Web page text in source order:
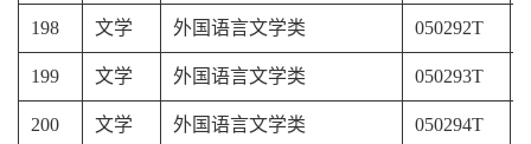
198 文学 外国语言文学类 050292T
199 文学 外国语言文学类 050293T
200 文学 外国语言文学类 050294T